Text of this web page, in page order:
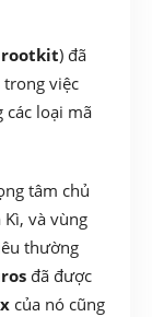
rootkit) đã
việc
các loại mã
tâm chủ
và vùng
thường
đã được
của nó cũng